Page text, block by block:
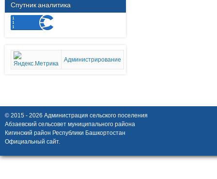
Спутник аналитика
Администрирование
© 2015 - 2026 Администрация сельского поселения
Абзаевский сельсовет муниципального района
Кигинский район Республики Башкортостан
Официальный сайт.